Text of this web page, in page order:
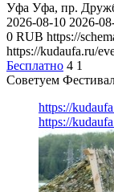
Уфа Уфа, пр.
2026-08-10 2026-
0 RUB https://
https://kudaufa.ru/
Бесплатно 4 1
Советуем
https://
https://